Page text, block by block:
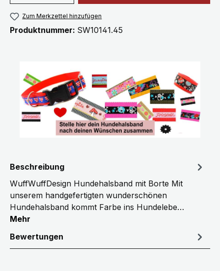
Zum Merkzettel hinzufügen
Produktnummer: SW10141.45
Beschreibung
WuffWuffDesign Hundehalsband mit Borte Mit
unserem handgefertigten wunderschönen
Hundehalsband kommt Farbe ins Hundelebe…
Mehr
Bewertungen